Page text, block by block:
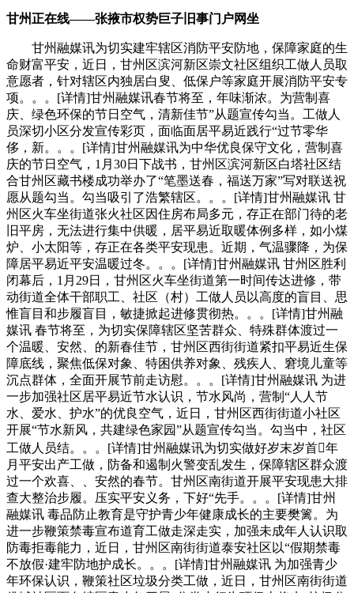
甘州正在线——张掖市权势巨子旧事门户网坐
甘州融媒讯为切实建牢辖区消防平安防地，保障家庭的生
命财富平安，近日，甘州区滨河新区崇文社区组织工做人员取
意愿者，针对辖区内独居白叟、低保户等家庭开展消防平安专
项。。。[详情]甘州融媒讯春节将至，年味渐浓。为营制喜
庆、绿色环保的节日空气，清新佳节”从题宣传勾当。工做人
员深切小区分发宣传彩页，面临面居平易近践行“过节零华
侈，新。。。[详情]甘州融媒讯为中华优良保守文化，营制喜
庆的节日空气，1月30日下战书，甘州区滨河新区白塔社区结
合甘州区藏书楼成功举办了“笔墨送春，福送万家”写对联送祝
愿从题勾当。勾当吸引了浩繁辖区。。。[详情]甘州融媒讯 甘
州区火车坐街道张火社区因住房布局多元，存正在部门待的老
旧平房，无法进行集中供暖，居平易近取暖体例多样，如小煤
炉、小太阳等，存正在各类平安现患。近期，气温骤降，为保
障居平易近平安温暖过冬。。。[详情]甘州融媒讯 甘州区胜利
闭幕后，1月29日，甘州区火车坐街道第一时间传达进修，带
动街道全体干部职工、社区（村）工做人员以高度的盲目、思
惟盲目和步履盲目，敏捷掀起进修贯彻热。。。[详情]甘州融
媒讯 春节将至，为切实保障辖区坚苦群众、特殊群体渡过一
个温暖、安然、的新春佳节，甘州区西街街道紧扣平易近生保
障底线，聚焦低保对象、特困供养对象、残疾人、窘境儿童等
沉点群体，全面开展节前走访慰。。。[详情]甘州融媒讯 为进
一步加强社区居平易近节水认识，节水风尚，营制“人人节
水、爱水、护水”的优良空气，近日，甘州区西街街道小社区
开展“节水新风，共建绿色家园”从题宣传勾当。勾当中，社区
工做人员结。。。[详情]甘州融媒讯为切实做好岁末岁首年
月平安出产工做，防备和遏制火警变乱发生，保障辖区群众渡
过一个欢喜、、安然的春节。甘州区南街道开展平安现患大排
查大整治步履。压实平安义务，下好“先手。。。[详情]甘州
融媒讯 毒品防止教育是守护青少年健康成长的主要樊篱。为
进一步鞭策禁毒宣布道育工做走深走实，加强未成年人认识取
防毒拒毒能力，近日，甘州区南街街道泰安社区以“假期禁毒
不放假·建牢防地护成长。。。[详情]甘州融媒讯 为加强青少
年环保认识，鞭策社区垃圾分类工做，近日，甘州区南街街道